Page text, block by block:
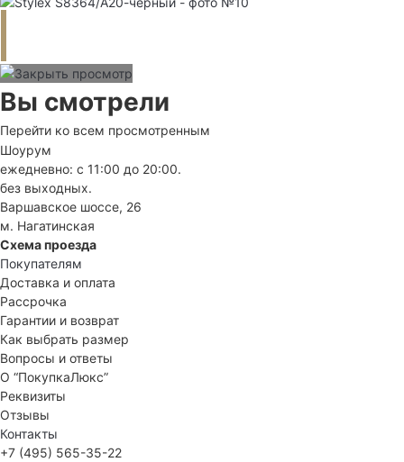
Вы смотрели
Перейти ко всем просмотренным
Шоурум
ежедневно: с 11:00 до 20:00.
без выходных.
Варшавское шоссе, 26
м. Нагатинская
Схема проезда
Покупателям
Доставка и оплата
Рассрочка
Гарантии и возврат
Как выбрать размер
Вопросы и ответы
О “ПокупкаЛюкс”
Реквизиты
Отзывы
Контакты
+7 (495) 565-35-22